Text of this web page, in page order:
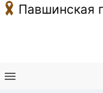
Павшинская